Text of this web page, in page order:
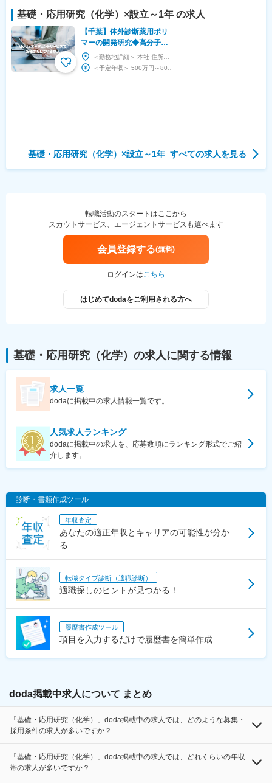
基礎・応用研究（化学） ×設立 ～1年の求人
【千葉】体外診断薬用ポリ
マーの開発研究◆高分子の
知見を活かせる／ベンチャ
ー企業で裁量大
基礎・応用研究（化学） ×設立～1年 すべての求人を見る
転職活動のスタートはここから
スカウトサービス、エージェントサービスも選べます
会員登録する(無料)
ログインはこちら
はじめてdodaをご利用される方へ
基礎・応用研究（化学） の求人に関する情報
求人一覧
dodaに掲載中の求人情報一覧です。
人気求人ランキング
dodaに掲載中の求人を、応募数順にランキング形式でご紹
介します。
診断・書類作成ツール
年収査定
あなたの適正年収とキャリアの可能性が分か
る
転職タイプ診断（適職診断）
適職探しのヒントが見つかる！
履歴書作成ツール
項目を入力するだけで履歴書を簡単作成
doda掲載中求人について まとめ
「基礎・応用研究（化学）」doda掲載中の求人では、どのような募集・
採用条件の求人が多いですか？
「基礎・応用研究（化学）」doda掲載中の求人では、どれくらいの年収
帯の求人が多いですか？